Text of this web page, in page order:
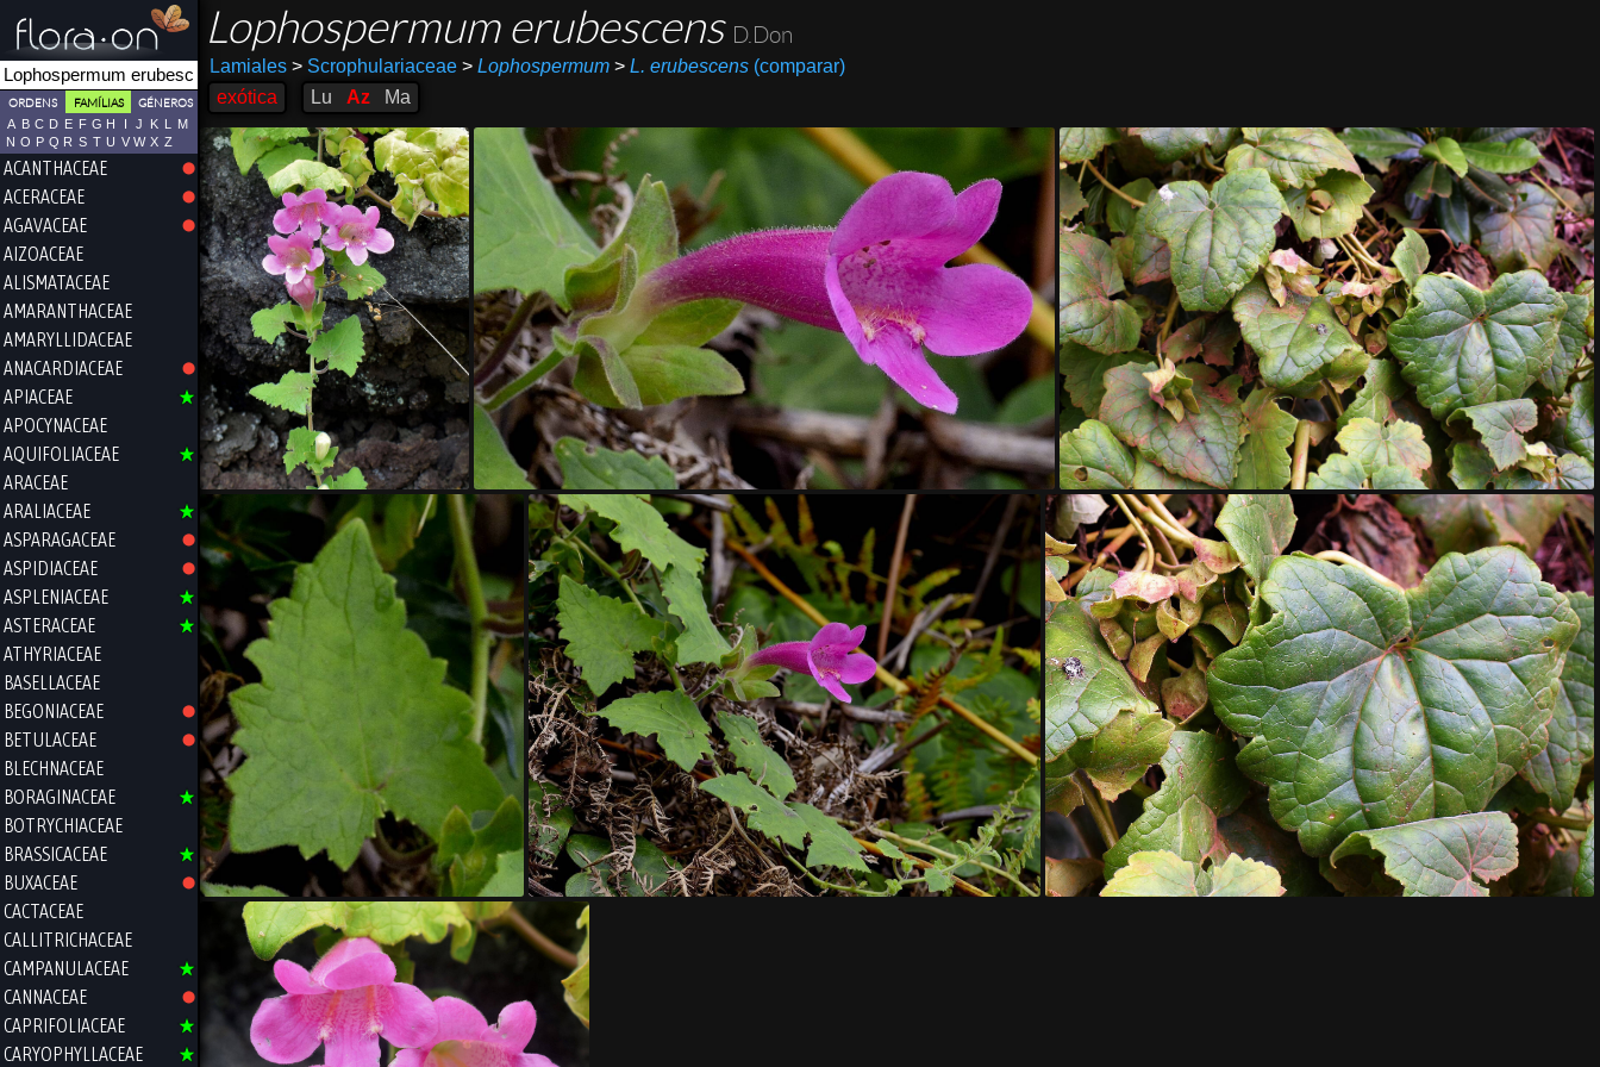
ORDENS FAMÍLIAS GÉNEROS
A B C D E F G H I J K L
M
N O P Q R S T U V W X Z
ACANTHACEAE
ACERACEAE
AGAVACEAE
AIZOACEAE
ALISMATACEAE
AMARANTHACEAE
AMARYLLIDACEAE
ANACARDIACEAE
APIACEAE
APOCYNACEAE
AQUIFOLIACEAE
ARACEAE
ARALIACEAE
ASPARAGACEAE
ASPIDIACEAE
ASPLENIACEAE
ASTERACEAE
ATHYRIACEAE
BASELLACEAE
BEGONIACEAE
BETULACEAE
BLECHNACEAE
BORAGINACEAE
BOTRYCHIACEAE
BRASSICACEAE
BUXACEAE
CACTACEAE
CALLITRICHACEAE
CAMPANULACEAE
CANNACEAE
CAPRIFOLIACEAE
CARYOPHYLLACEAE
Lophospermum erubescens D.Don
Lamiales >Scrophulariaceae > Lophospermum > L. erubescens(comparar)
exótica
Lu Az Ma